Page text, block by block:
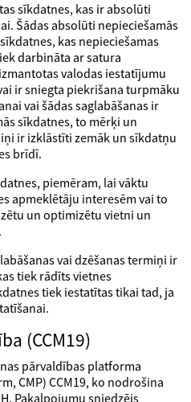
sīkdatnes, kas ir absolūti
Šādas absolūti nepieciešamās
kas nepieciešamas
darbināta ar satura
valodas iestatījumu
ir sniegta piekrišana turpmāku
vai šādas saglabāšanas ir
sīkdatnes, to mērķi un
ir izklāstīti zemāk un sīkdatņu
brīdī.
piemēram, lai vāktu
apmeklētāju interesēm vai to
un optimizētu vietni un
vai dzēšanas termiņi ir
tiek rādīts vietnes
tiek iestatītas tikai tad, ja
(CCM19)
pārvaldības platforma
CMP) CCM19, ko nodrošina
Pakalpojumu sniedzējs